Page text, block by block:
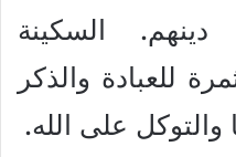
دينهم. السكينة
للعبادة والذكر
والتوكل على الله.